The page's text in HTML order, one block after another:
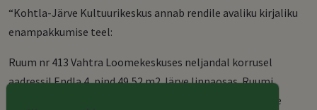
“Kohtla-Järve Kultuurikeskus annab rendile avaliku kirjaliku
enampakkumise teel:
Ruum nr 413 Vahtra Loomekeskuses neljandal korrusel
aadressil Endla 4, pind 49,52 m2 Järve linnaosas. Ruumi
rendile andmise alghind on 1,25 eur/m2 (sõltub kasutuse